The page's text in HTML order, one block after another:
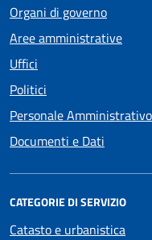
Organi di governo
Aree amministrative
Uffici
Politici
Personale Amministrativo
Documenti e Dati
CATEGORIE DI SERVIZIO
Catasto e urbanistica